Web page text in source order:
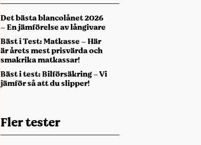
Det bästa blancolånet 2026
– En jämförelse av långivare
Bäst i Test: Matkasse – Här
är årets mest prisvärda och
smakrika matkassar!
Bäst i test: Bilförsäkring – Vi
jämför så att du slipper!
Fler tester